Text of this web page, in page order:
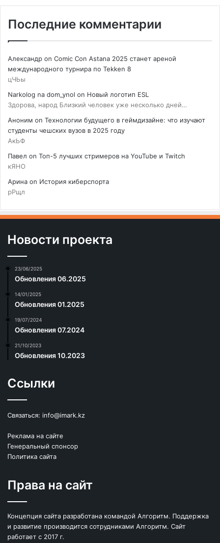
Последние комментарии
Александр on Comic Con Astana 2025 станет ареной
международного турнира по Tekken 8
цЧЬы
Narkolog na dom_ynol on Новый логотип ESL
Здорова, народ Близкий человек уже несколько дней…
Аноним on Технологии будущего в геймдизайне: что изучают
студенты чешских вузов в 2025 году
АкЬФ
Павел on Топ-5 лучших стримеров на YouTube и Twitch
кЯНО
Арина on История киберспорта
рРщл
Новости проекта
23/06/2025
Обновления 06.2025
14/01/2025
Обновления 01.2025
19/07/2024
Обновления 07.2024
21/10/2023
Обновления 10.2023
Ссылки
Связаться: info@imark.kz
Реклама на сайте
Генеральный спонсор
Политика сайта
Права на сайт
Концепция сайта разработана командой Алгоритм. Поддержка
и развитие производится сотрудниками Алгоритм. Сайт
работает с 2017 г.